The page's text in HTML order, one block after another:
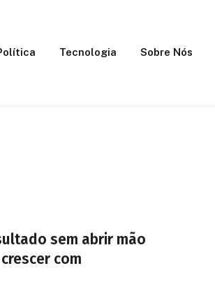
Tecnologia Sobre Nós
sem abrir mão
com